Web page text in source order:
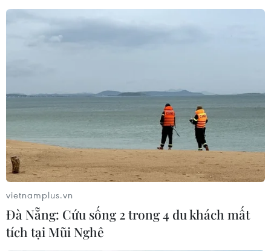
Nhiều mô hình chăm sóc người mắc
COVID-19 tại nhà hiệu quả ở Việt Nam
TP.HCM cũng đang triển khai mô hình “Chăm sóc F0 tại
cộng đồng” do Trường Đại học Y Dược TP.HCM đề xuất,
bước đầu đã có những kết quả khả quan.
vietnamplus.vn
Đà Nẵng: Cứu sống 2 trong 4 du khách mất
tích tại Mũi Nghê